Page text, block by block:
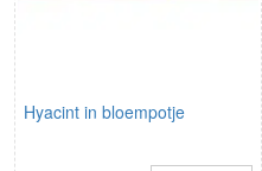
Hyacint in bloempotje